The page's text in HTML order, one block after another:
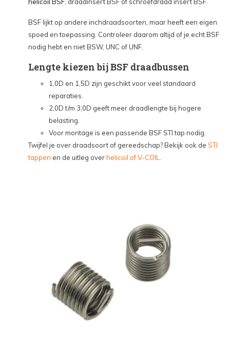
BSF lijkt op andere inchdraadsoorten, maar heeft een eigen
spoed en toepassing. Controleer daarom altijd of je echt BSF
nodig hebt en niet BSW, UNC of UNF.
Lengte kiezen bij BSF draadbussen
1,0D en 1,5D zijn geschikt voor veel standaard
reparaties.
2,0D t/m 3,0D geeft meer draadlengte bij hogere
belasting.
Voor montage is een passende BSF STI tap nodig.
Twijfel je over draadsoort of gereedschap? Bekijk ook de STI
tappen en de uitleg overhelicoil of V-COIL